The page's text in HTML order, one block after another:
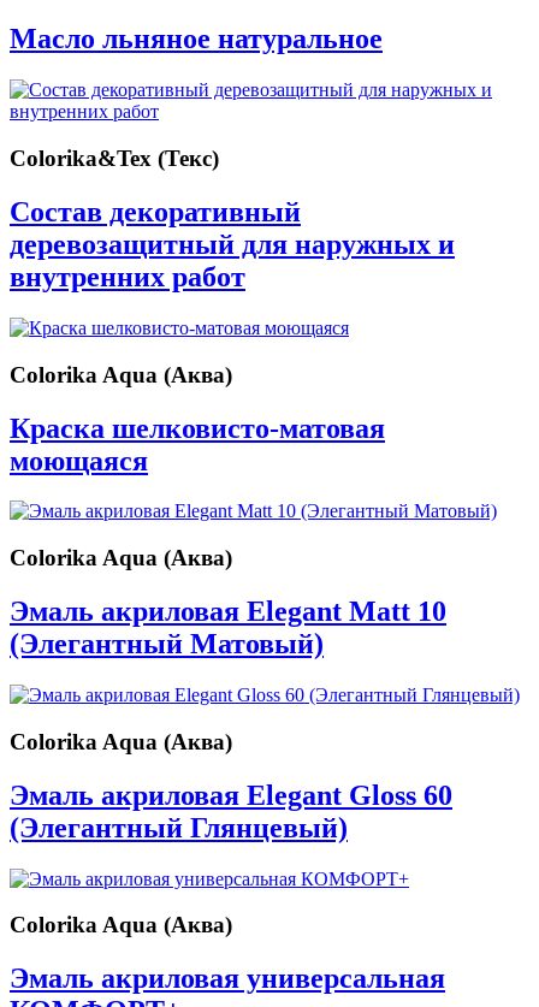
Масло льняное натуральное
Colorika&Tex (Текс)
Состав декоративный
деревозащитный для наружных и
внутренних работ
Colorika Aqua (Аква)
Краска шелковисто-матовая
моющаяся
Colorika Aqua (Аква)
Эмаль акриловая Elegant Matt 10
(Элегантный Матовый)
Colorika Aqua (Аква)
Эмаль акриловая Elegant Gloss 60
(Элегантный Глянцевый)
Colorika Aqua (Аква)
Эмаль акриловая универсальная